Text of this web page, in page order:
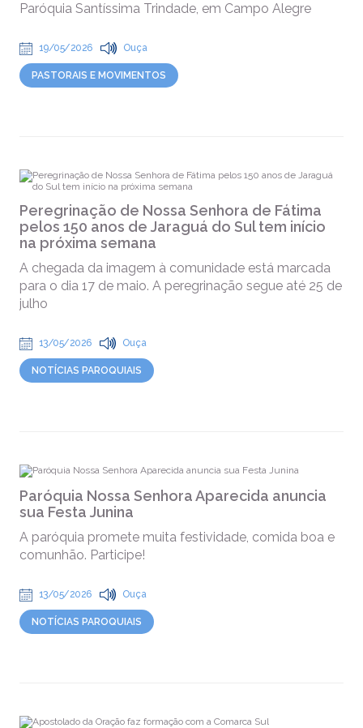
Paróquia Santíssima Trindade, em Campo Alegre
19/05/2026 Ouça
PASTORAIS E MOVIMENTOS
Peregrinação de Nossa Senhora de Fátima
pelos 150 anos de Jaraguá do Sul tem início
na próxima semana
A chegada da imagem à comunidade está marcada
para o dia 17 de maio. A peregrinação segue até 25 de
julho
13/05/2026 Ouça
NOTÍCIAS PAROQUIAIS
Paróquia Nossa Senhora Aparecida anuncia
sua Festa Junina
A paróquia promete muita festividade, comida boa e
comunhão. Participe!
13/05/2026 Ouça
NOTÍCIAS PAROQUIAIS